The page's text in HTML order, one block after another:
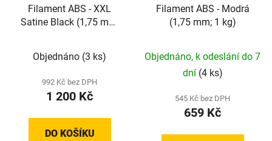
Filament ABS - XXL
Satine Black (1,75 mm;
Objednáno (3 ks)
992 Kč bez DPH
1 200 Kč
DO KOŠÍKU
Filament ABS - Modrá
(1,75 mm; 1 kg)
Objednáno, k odeslání do 7
dní (4 ks)
545 Kč bez DPH
659 Kč